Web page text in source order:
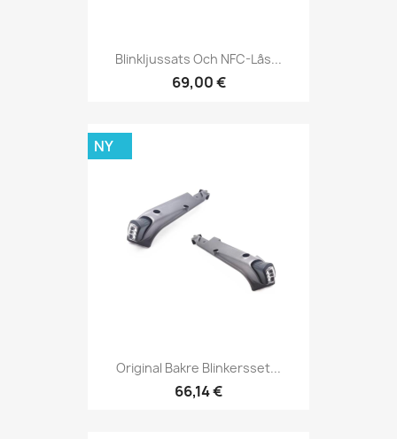
Blinkljussats Och NFC-Lås...
69,00 €
Original Bakre Blinkersset...
66,14 €
NY